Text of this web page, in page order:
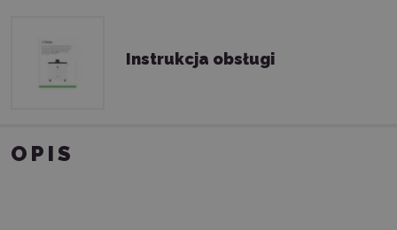
Instrukcja obsługi
OPIS